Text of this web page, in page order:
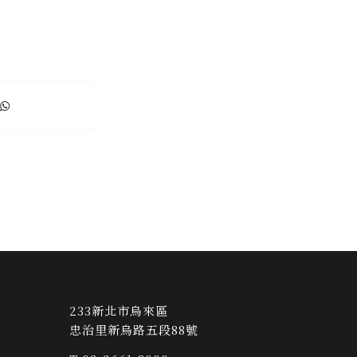
233新北市烏來區
忠治里新烏路五段88號